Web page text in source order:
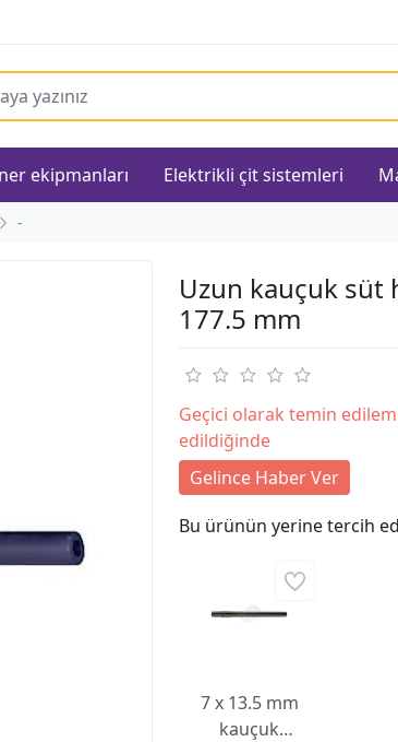
ekipmanları Elektrikli çit sistemleri
-
Uzun kauçuk süt
177.5 mm
Geçici olarak temin
edildiğinde
Gelince Haber Ver
Bu ürünün yerine tercih
7 x 13.5 mm
kauçuk